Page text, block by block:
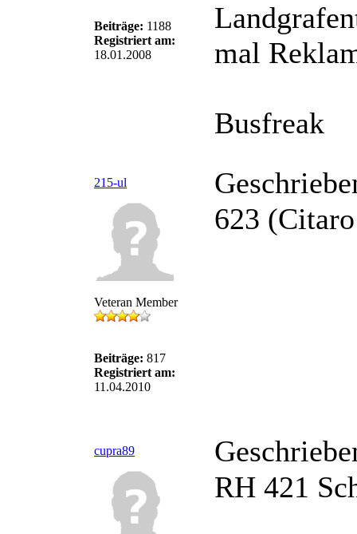
Beiträge: 1188
Registriert am:
18.01.2008
mal
Busfreak
215-ul
Veteran Member
Beiträge: 817
Registriert am:
11.04.2010
623
cupra89
RH 421